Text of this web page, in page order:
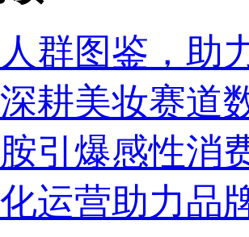
群图鉴，助
耕美妆赛道
引爆感性消
运营助力品